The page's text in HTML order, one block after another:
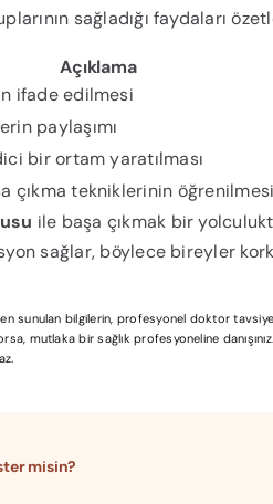
sağladığı faydaları
Açıklama
ifade edilmesi
paylaşımı
bir ortam yaratılması
çıkma tekniklerinin öğrenilmesi
ile başa çıkmak bir
sağlar, böylece bireyler
sunulan bilgilerin, profesyonel doktor
mutlaka bir sağlık profesyoneline
misin?